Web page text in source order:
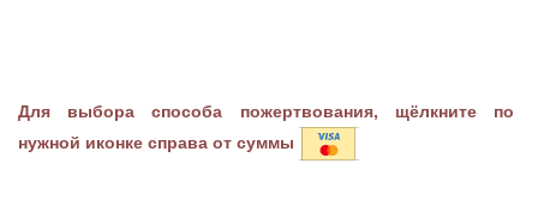
Для выбора способа пожертвования, щёлкните по
нужной иконке справа от суммы